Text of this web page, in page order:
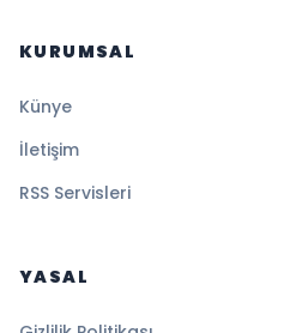
KURUMSAL
Künye
İletişim
RSS Servisleri
YASAL